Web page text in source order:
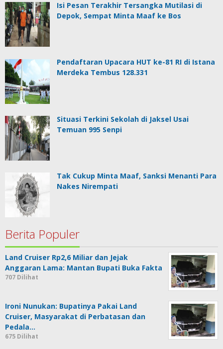
Isi Pesan Terakhir Tersangka Mutilasi di
Depok, Sempat Minta Maaf ke Bos
Pendaftaran Upacara HUT ke-81 RI di Istana
Merdeka Tembus 128.331
Situasi Terkini Sekolah di Jaksel Usai
Temuan 995 Senpi
Tak Cukup Minta Maaf, Sanksi Menanti Para
Nakes Nirempati
Berita Populer
Land Cruiser Rp2,6 Miliar dan Jejak
Anggaran Lama: Mantan Bupati Buka Fakta
707 Dilihat
Ironi Nunukan: Bupatinya Pakai Land
Cruiser, Masyarakat di Perbatasan dan
Pedala…
675 Dilihat